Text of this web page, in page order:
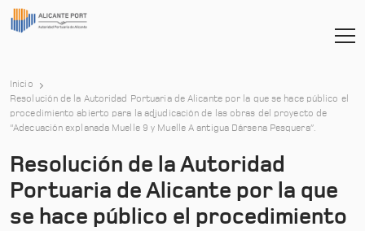
Inicio
Resolución de la Autoridad Portuaria de Alicante por la que se hace público el
procedimiento abierto para la adjudicación de las obras del proyecto de
“Adecuación explanada Muelle 9 y Muelle A antigua Dársena Pesquera”.
Resolución de la Autoridad
Portuaria de Alicante por la que
se hace público el procedimiento